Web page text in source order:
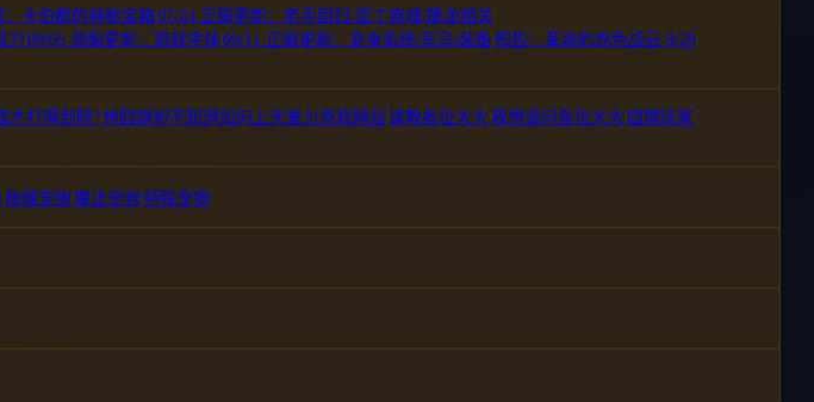
：卡伯都的神秘宝箱07/24 正服更新：老手回归/亚丁商城/屠龙相关
刀 09/05 测服更新：游戏字体09/11 正服更新：变身系统/军马/装备预告：革命的赤色战云 9/29
才打得到呀?想回锅却不知道如何上天堂ㄉ游戏网站请教各位大大我想请问各位大大 回锅玩家
物理宠物 魔法宠物特殊宠物